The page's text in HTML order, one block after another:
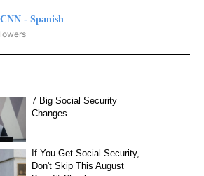
CNN - Spanish
- SPANISH" TO RECEIVE NOTIFICATIONS ABOUT